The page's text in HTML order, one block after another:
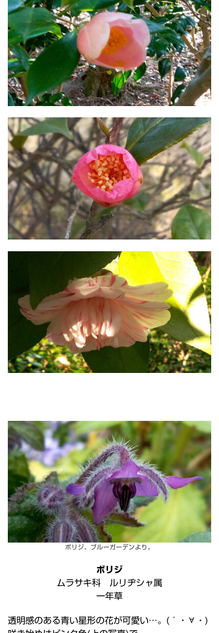
ボリジ、ブルーガーデンより。
ボリジ
ムラサキ科 ルリヂシャ属
一年草
透明感のある青い星形の花が可愛い…。(´・∀・)